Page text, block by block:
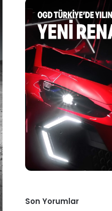
Son Yorumlar